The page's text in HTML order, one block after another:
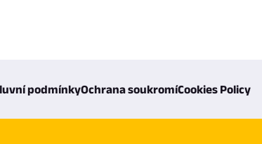
podmínkyOchrana soukromíCookies Policy